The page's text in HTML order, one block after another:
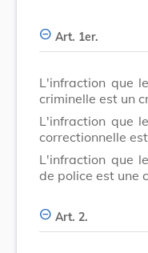
Art. 1er.
L'infraction que
criminelle est un
L'infraction que
correctionnelle
L'infraction que
de police est une
Art. 2.